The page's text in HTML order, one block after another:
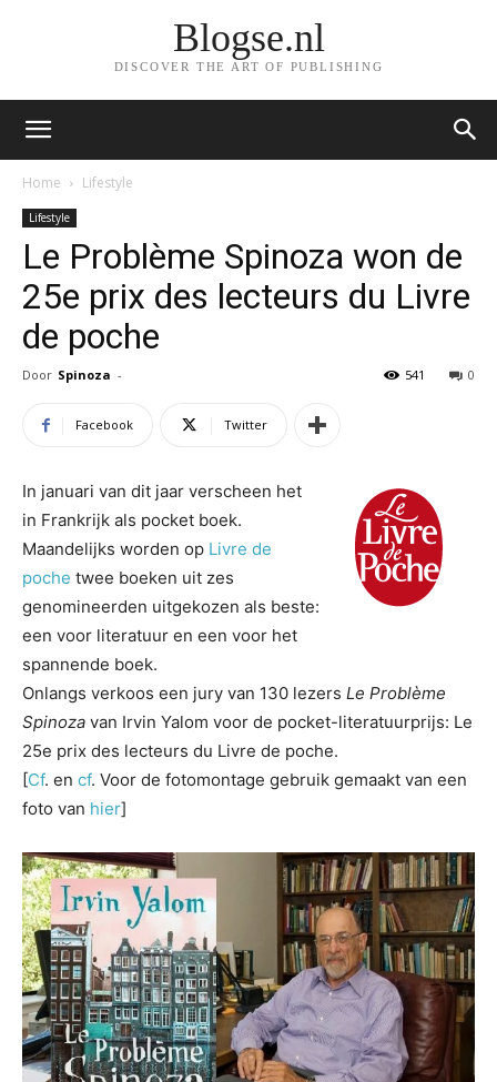
Blogse.nl
DISCOVER THE ART OF PUBLISHING
Home Lifestyle
Lifestyle
Le Problème Spinoza won de
25e prix des lecteurs du Livre
de poche
Door Spinoza - 0
541
Facebook Twitter
In januari van dit jaar verscheen het
in Frankrijk als pocket boek.
Maandelijks worden op Livre de
poche twee boeken uit zes
genomineerden uitgekozen als beste:
een voor literatuur en een voor het
spannende boek.
Onlangs verkoos een jury van 130 lezers Le Problème
Spinoza van Irvin Yalom voor de pocket-literatuurprijs: Le
25e prix des lecteurs du Livre de poche.
[Cf. en cf. Voor de fotomontage gebruik gemaakt van een
foto van hier]